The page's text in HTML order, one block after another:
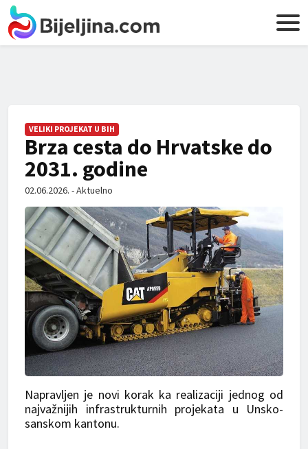
VELIKI PROJEKAT U BIH
Brza cesta do Hrvatske do
2031. godine
02.06.2026. - Aktuelno
Napravljen je novi korak ka realizaciji jednog od
najvažnijih infrastrukturnih projekata u Unsko-
sanskom kantonu.